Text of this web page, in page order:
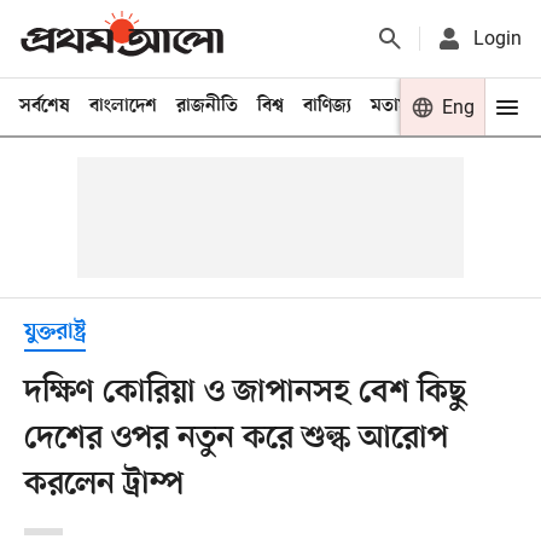
Login
সর্বশেষ বাংলাদেশ রাজনীতি বিশ্ব বাণিজ্য মতামত খেলা
Eng
যুক্তরাষ্ট্র
দক্ষিণ কোরিয়া ও জাপানসহ বেশ কিছু
দেশের ওপর নতুন করে শুল্ক আরোপ
করলেন ট্রাম্প